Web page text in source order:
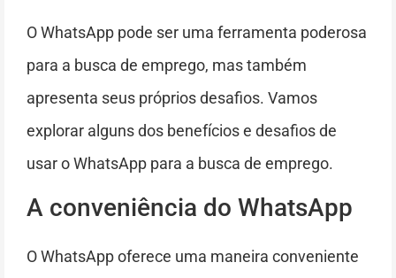
O WhatsApp pode ser uma ferramenta poderosa
para a busca de emprego, mas também
apresenta seus próprios desafios. Vamos
explorar alguns dos benefícios e desafios de
usar o WhatsApp para a busca de emprego.
A conveniência do WhatsApp
O WhatsApp oferece uma maneira conveniente